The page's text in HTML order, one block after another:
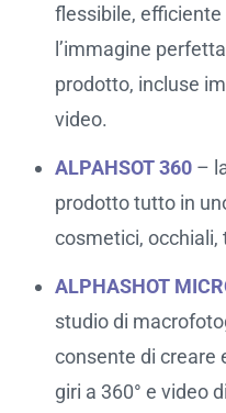
flessibile,
l’immagine
prodotto, incluse
video.
ALPAHSOT 360 –
prodotto tutto in
cosmetici, occhiali,
ALPHASHOT
studio di
consente di creare
giri a 360° e video